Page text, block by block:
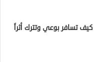
ق
تسافر بوعي وتترك أثراً